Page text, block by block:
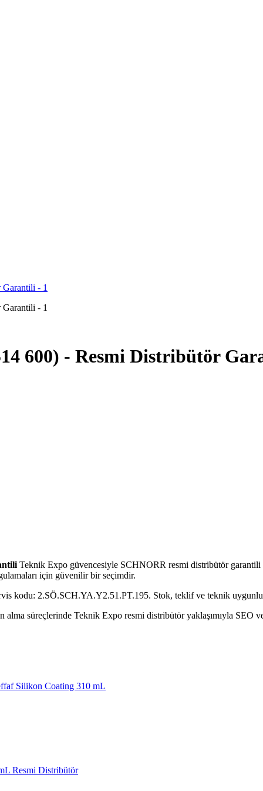
600) - Resmi Distribütör
Teknik Expo güvencesiyle SCHNORR resmi distribütör
için güvenilir bir seçimdir.
kodu: 2.SÖ.SCH.YA.Y2.51.PT.195. Stok, teklif ve teknik
süreçlerinde Teknik Expo resmi distribütör yaklaşımıyla SEO
Silikon Coating 310 mL
Resmi Distribütör